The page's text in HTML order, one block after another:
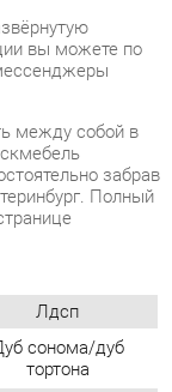
собой в
забрав
Полный
Лдсп
сонома/дуб
120x200